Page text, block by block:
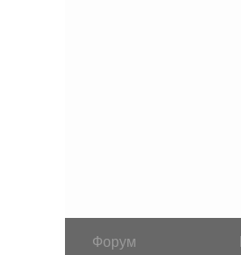
Форум